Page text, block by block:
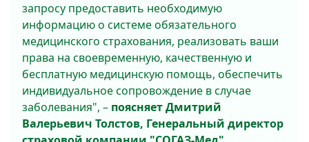
запросу предоставить необходимую
информацию о системе обязательного
медицинского страхования, реализовать ваши
права на своевременную, качественную и
бесплатную медицинскую помощь, обеспечить
индивидуальное сопровождение в случае
заболевания", – поясняет Дмитрий
Валерьевич Толстов, Генеральный директор